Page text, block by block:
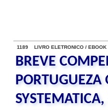
1189 LIVRO ELETRONICO / EBOOK
BREVE